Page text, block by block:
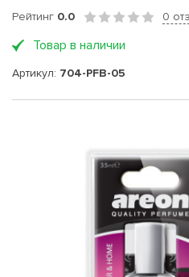
Рейтинг 0.0 0
Товар в наличии
Артикул: 704-PFB-05